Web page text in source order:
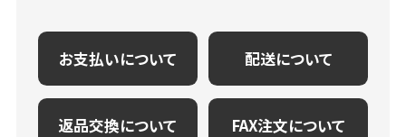
お支払いについて 配送について
返品交換について FAX注文について